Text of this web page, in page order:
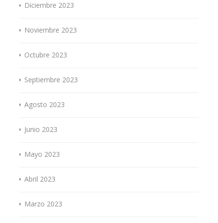
Diciembre 2023
Noviembre 2023
Octubre 2023
Septiembre 2023
Agosto 2023
Junio 2023
Mayo 2023
Abril 2023
Marzo 2023